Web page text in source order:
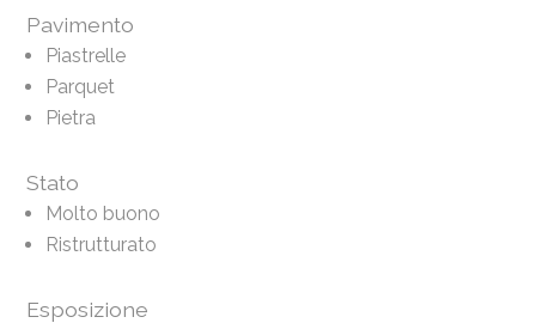
Pavimento
Piastrelle
Parquet
Pietra
Stato
Molto buono
Ristrutturato
Esposizione